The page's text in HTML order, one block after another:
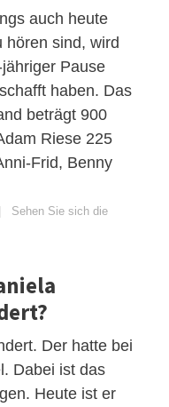
auch heute
hören sind, wird
Pause
haben. Das
beträgt 900
Riese 225
Frid, Benny
Sehen Sie sich die
Der hatte bei
Dabei ist das
Heute ist er